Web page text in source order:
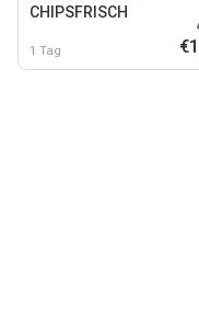
CHIPSFRISCH
1 Tag